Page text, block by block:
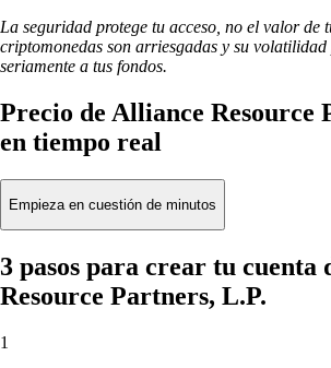
La seguridad protege tu acceso, no el valor de
criptomonedas son arriesgadas y su volatilidad
seriamente a tus fondos.
Precio de Alliance Resource
en tiempo real
Empieza en cuestión de minutos
3 pasos para crear tu cuenta
Resource Partners, L.P.
1